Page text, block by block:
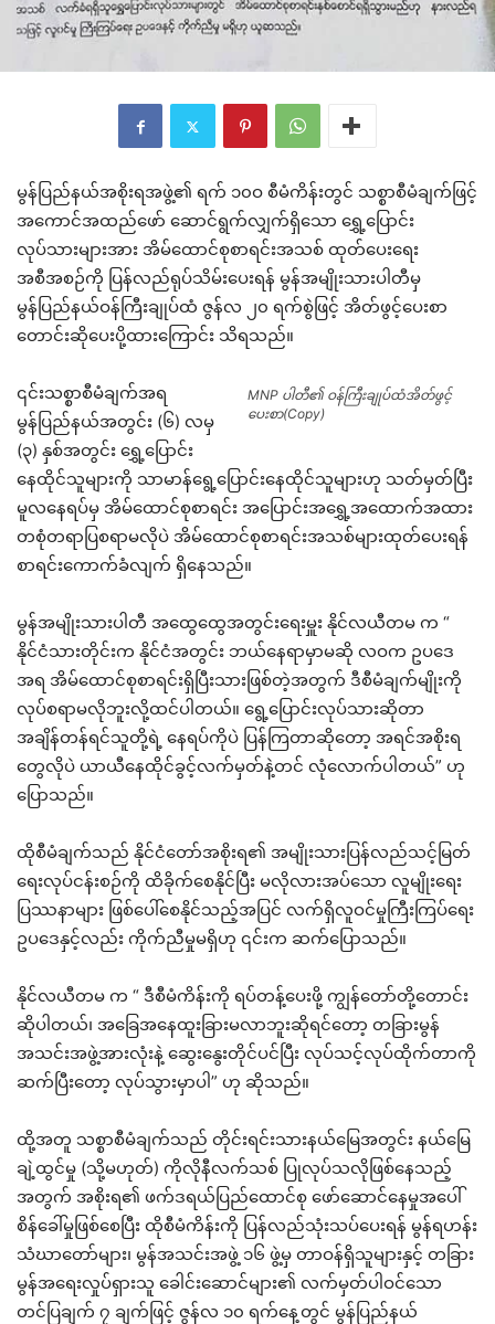
မွန်ပြည်နယ်အစိုးရအဖွဲ့၏ ရက် ၁၀ဝ စီမံကိန်းတွင် သစ္စာစီမံချက်ဖြင့်
အကောင်အထည်ဖော် ဆောင်ရွက်လျှက်ရှိသော ရွှေ့ပြောင်း
လုပ်သားများအား အိမ်ထောင်စုစာရင်းအသစ် ထုတ်ပေးရေး
အစီအစဉ်ကို ပြန်လည်ရုပ်သိမ်းပေးရန် မွန်အမျိုးသားပါတီမှ
မွန်ပြည်နယ်ဝန်ကြီးချုပ်ထံ ဇွန်လ ၂၀ ရက်စွဲဖြင့် အိတ်ဖွင့်ပေးစာ
တောင်းဆိုပေးပို့ထားကြောင်း သိရသည်။
MNP ပါတီ၏ ဝန်ကြီးချုပ်ထံအိတ်ဖွင့်
ပေးစာ(Copy)
၎င်းသစ္စာစီမံချက်အရ
မွန်ပြည်နယ်အတွင်း (၆) လမှ
(၃) နှစ်အတွင်း ရွှေ့ပြောင်း
နေထိုင်သူများကို သာမာန်ရွေ့ပြောင်းနေထိုင်သူများဟု သတ်မှတ်ပြီး
မူလနေရပ်မှ အိမ်ထောင်စုစာရင်း အပြောင်းအရွှေ့အထောက်အထား
တစုံတရာပြစရာမလိုပဲ အိမ်ထောင်စုစာရင်းအသစ်များထုတ်ပေးရန်
စာရင်းကောက်ခံလျက် ရှိနေသည်။
မွန်အမျိုးသားပါတီ အထွေထွေအတွင်းရေးမှူး နိုင်လယီတမ က “
နိုင်ငံသားတိုင်းက နိုင်ငံအတွင်း ဘယ်နေရာမှာမဆို လဝက ဥပဒေ
အရ အိမ်ထောင်စုစာရင်းရှိပြီးသားဖြစ်တဲ့အတွက် ဒီစီမံချက်မျိုးကို
လုပ်စရာမလိုဘူးလို့ထင်ပါတယ်။ ရွေ့ပြောင်းလုပ်သားဆိုတာ
အချိန်တန်ရင်သူတို့ရဲ့ နေရပ်ကိုပဲ ပြန်ကြတာဆိုတော့ အရင်အစိုးရ
တွေလိုပဲ ယာယီနေထိုင်ခွင့်လက်မှတ်နဲ့တင် လုံလောက်ပါတယ်” ဟု
ပြောသည်။
ထိုစီမံချက်သည် နိုင်ငံတော်အစိုးရ၏ အမျိုးသားပြန်လည်သင့်မြတ်
ရေးလုပ်ငန်းစဉ်ကို ထိခိုက်စေနိုင်ပြီး မလိုလားအပ်သော လူမျိုးရေး
ပြဿနာများ ဖြစ်ပေါ်စေနိုင်သည့်အပြင် လက်ရှိလူဝင်မှုကြီးကြပ်ရေး
ဥပဒေနှင့်လည်း ကိုက်ညီမှုမရှိဟု ၎င်းက ဆက်ပြောသည်။
နိုင်လယီတမ က “ ဒီစီမံကိန်းကို ရပ်တန့်ပေးဖို့ ကျွန်တော်တို့တောင်း
ဆိုပါတယ်၊ အခြေအနေထူးခြားမလာဘူးဆိုရင်တော့ တခြားမွန်
အသင်းအဖွဲ့အားလုံးနဲ့ ဆွေးနွေးတိုင်ပင်ပြီး လုပ်သင့်လုပ်ထိုက်တာကို
ဆက်ပြီးတော့ လုပ်သွားမှာပါ” ဟု ဆိုသည်။
ထို့အတူ သစ္စာစီမံချက်သည် တိုင်းရင်းသားနယ်မြေအတွင်း နယ်မြေ
ချဲ့ထွင်မှု (သို့မဟုတ်) ကိုလိုနီလက်သစ် ပြုလုပ်သလိုဖြစ်နေသည့်
အတွက် အစိုးရ၏ ဖက်ဒရယ်ပြည်ထောင်စု ဖော်ဆောင်နေမှုအပေါ်
စိန်ခေါ်မှုဖြစ်စေပြီး ထိုစီမံကိန်းကို ပြန်လည်သုံးသပ်ပေးရန် မွန်ရဟန်း
သံဃာတော်များ၊ မွန်အသင်းအဖွဲ့ ၁၆ ဖွဲ့မှ တာဝန်ရှိသူများနှင့် တခြား
မွန်အရေးလှုပ်ရှားသူ ခေါင်းဆောင်များ၏ လက်မှတ်ပါဝင်သော
တင်ပြချက် ၇ ချက်ဖြင့် ဇွန်လ ၁၀ ရက်နေ့တွင် မွန်ပြည်နယ်